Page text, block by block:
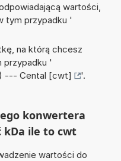
wartości,
tym przypadku '
na którą chcesz
'
--- Cental [cwt]
'.
konwertera
kDa ile to cwt
wartości do